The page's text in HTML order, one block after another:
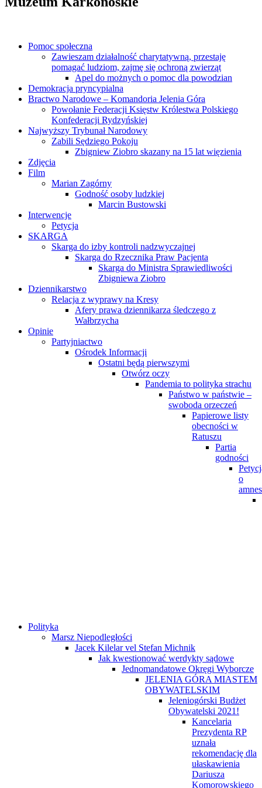
Pomoc społeczna
Zawieszam działalność charytatywną, przestaję
pomagać ludziom, zajmę się ochroną zwierząt
Apel do możnych o pomoc dla powodzian
Demokracja pryncypialna
Bractwo Narodowe – Komandoria Jelenia Góra
Powołanie Federacji Księstw Królestwa Polskiego
Konfederacji Rydzyńskiej
Najwyższy Trybunał Narodowy
Zabili Sędziego Pokoju
Zbigniew Ziobro skazany na 15 lat więzienia
Zdjęcia
Film
Marian Zagórny
Godność osoby ludzkiej
Marcin Bustowski
Interwencje
Petycja
SKARGA
Skarga do izby kontroli nadzwyczajnej
Skarga do Rzecznika Praw Pacjenta
Skarga do Ministra Sprawiedliwości
Zbigniewa Ziobro
Dziennikarstwo
Relacja z wyprawy na Kresy
Afery prawa dziennikarza śledczego z
Wałbrzycha
Opinie
Partyjniactwo
Ośrodek Informacji
Ostatni będą pierwszymi
Otwórz oczy
Pandemia to polityka strachu
Państwo w państwie –
swoboda orzeczeń
Papierowe listy
obecności w
Ratuszu
Partia
godności
o
Polityka
Marsz Niepodległości
Jacek Kilelar vel Stefan Michnik
Jak kwestionować werdykty sądowe
Jednomandatowe Okręgi Wyborcze
JELENIA GÓRA MIASTEM
OBYWATELSKIM
Jeleniogórski Budżet
Obywatelski 2021!
Kancelaria
Prezydenta RP
uznała
rekomendację dla
ułaskawienia
Dariusza
Komorowskiego